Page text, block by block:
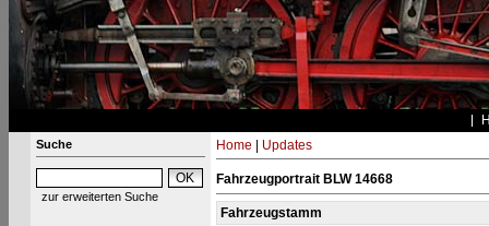
Suche
zur erweiterten Suche
Home Updates
Fahrzeugportrait BLW 14668
Fahrzeugstamm